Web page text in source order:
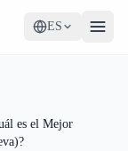
ES
es el Mejor